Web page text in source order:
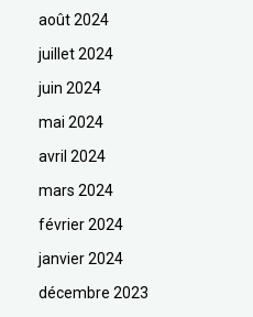
août 2024
juillet 2024
juin 2024
mai 2024
avril 2024
mars 2024
février 2024
janvier 2024
décembre 2023